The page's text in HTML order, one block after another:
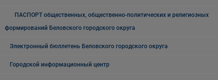
ПАСПОРТ общественных, общественно-политических и религиозных
формирований Беловского городского округа
Электронный бюллетень Беловского городского округа
Городской информационный центр